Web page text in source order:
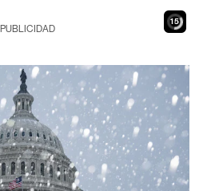
13
PUBLICIDAD